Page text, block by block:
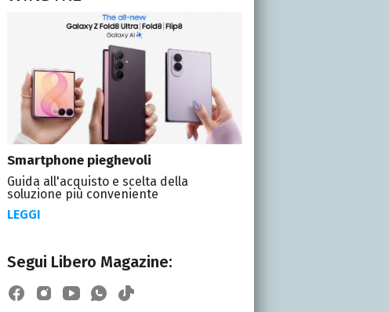
Smartphone pieghevoli
Guida all'acquisto e scelta della
soluzione più conveniente
LEGGI
Segui Libero Magazine: